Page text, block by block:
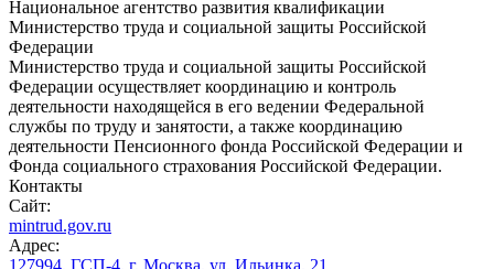
Национальное агентство развития квалификации
Министерство труда и социальной защиты Российской
Федерации
Министерство труда и социальной защиты Российской
Федерации осуществляет координацию и контроль
деятельности находящейся в его ведении Федеральной
службы по труду и занятости, а также координацию
деятельности Пенсионного фонда Российской Федерации и
Фонда социального страхования Российской Федерации.
Контакты
Сайт:
mintrud.gov.ru
Адрес:
127994, ГСП-4, г. Москва, ул. Ильинка, 21